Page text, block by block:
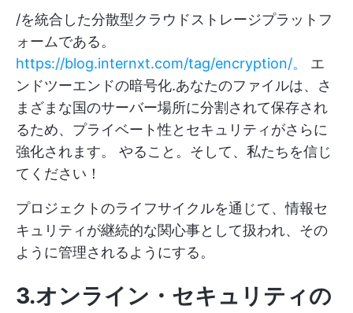
/を統合した分散型クラウドストレージプラットフ
ォームである。
https://blog.internxt.com/tag/encryption/。
エ
ンドツーエンドの暗号化.あなたのファイルは、さ
まざまな国のサーバー場所に分割されて保存され
るため、プライベート性とセキュリティがさらに
強化されます。
やること。そして、私たちを信じ
てください！
プロジェクトのライフサイクルを通じて、情報セ
キュリティが継続的な関心事として扱われ、その
ように管理されるようにする。
3.オンライン・セキュリティの